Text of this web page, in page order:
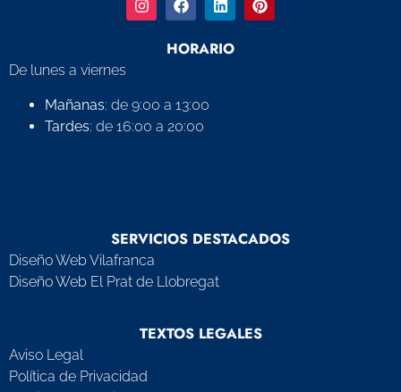
HORARIO
De lunes a viernes
Mañanas: de 9:00 a 13:00
Tardes: de 16:00 a 20:00
SERVICIOS DESTACADOS
Diseño Web Vilafranca
Diseño Web El Prat de Llobregat
TEXTOS LEGALES
Aviso Legal
Política de Privacidad